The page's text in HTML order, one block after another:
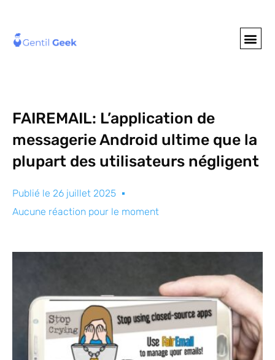
FAIREMAIL: L’application de
messagerie Android ultime que la
plupart des utilisateurs négligent
Publié le 26 juillet 2025
Aucune réaction pour le moment